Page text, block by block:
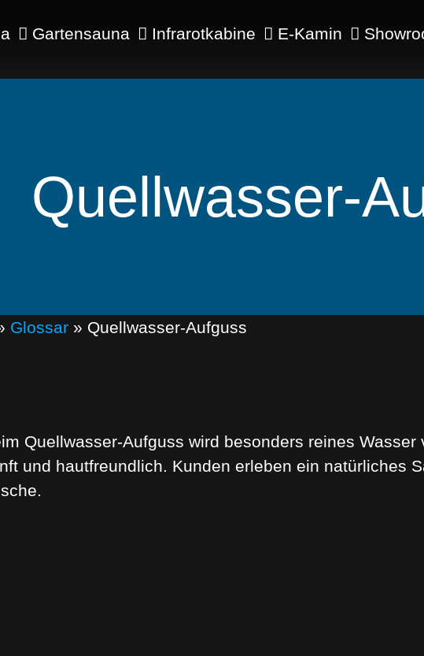
Gartensauna Infrarotkabine E-Kamin
Quellwasser-
Glossar » Quellwasser-Aufguss
Quellwasser-Aufguss wird besonders reines Wasser
und hautfreundlich. Kunden erleben ein natürliches